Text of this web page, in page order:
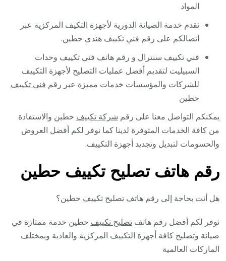
المواد
نقدم خدمة الصيانة الدورية لأجهزة التكيف المركزية عبر
اتصالكم على رقم فني تكييف هندي حطين.
فني تكييف سنترال و رقم هاتف فني تكييف وحدات
السبيليت لتقديم أفضل عمليات التصليح لأجهزة التكييف
للشركات والمؤسسات خدمات مميزة عبر رقم فني تكييف
حطين
يمكنكم التواصل معنا على رقم شركة تكييف حطين والاستفادة
من كافة الخدمات المتوفرة لدينا كما نوفر لكم أفضل العروض
والحسومات لتبديل وتجديد أجهزة التكييف.
رقم هاتف تصليح تكييف حطين
هل أنت بحاجة إلى رقم هاتف تصليح تكييف حطين؟
نوفر لكم أفضل رقم هاتفتصليح تكييف حطين خدمة ممتازة في
صيانة وتصليح كافة أجهزة التكييف المركزية والعادية وبمختلف
الماركات العالمية